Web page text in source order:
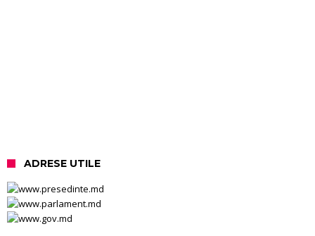
ADRESE UTILE